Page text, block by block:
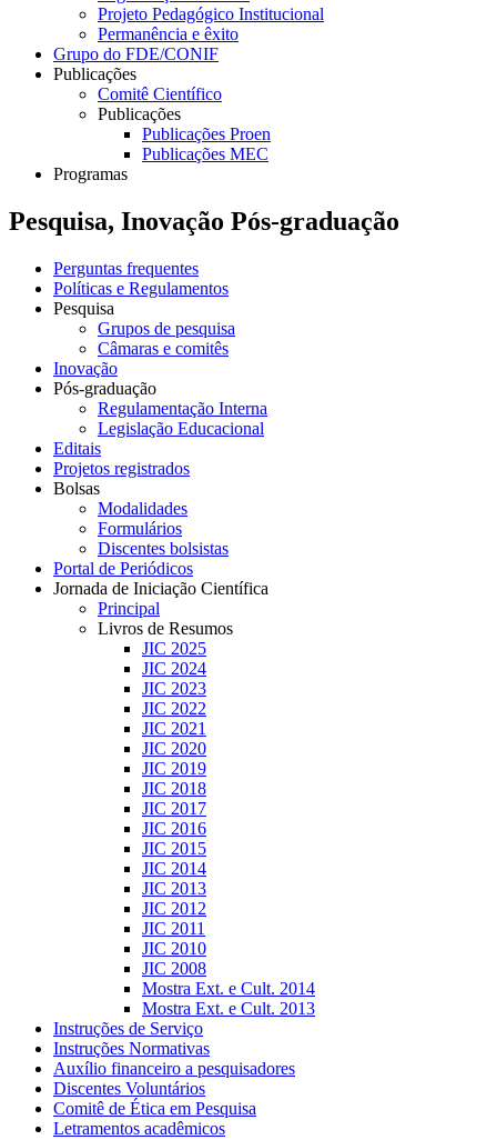
Projeto Pedagógico Institucional
Permanência e êxito
Grupo do FDE/CONIF
Publicações
Comitê Científico
Publicações
Publicações Proen
Publicações MEC
Programas
Pesquisa, Inovação Pós-graduação
Perguntas frequentes
Políticas e Regulamentos
Pesquisa
Grupos de pesquisa
Câmaras e comitês
Inovação
Pós-graduação
Regulamentação Interna
Legislação Educacional
Editais
Projetos registrados
Bolsas
Modalidades
Formulários
Discentes bolsistas
Portal de Periódicos
Jornada de Iniciação Científica
Principal
Livros de Resumos
JIC 2025
JIC 2024
JIC 2023
JIC 2022
JIC 2021
JIC 2020
JIC 2019
JIC 2018
JIC 2017
JIC 2016
JIC 2015
JIC 2014
JIC 2013
JIC 2012
JIC 2011
JIC 2010
JIC 2008
Mostra Ext. e Cult. 2014
Mostra Ext. e Cult. 2013
Instruções de Serviço
Instruções Normativas
Auxílio financeiro a pesquisadores
Discentes Voluntários
Comitê de Ética em Pesquisa
Letramentos acadêmicos